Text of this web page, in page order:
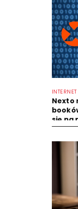
INTERNET
Nexto
się na